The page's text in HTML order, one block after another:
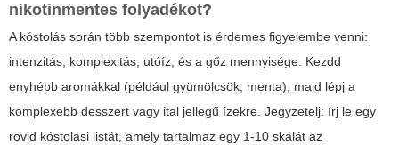
nikotinmentes folyadékot?
A kóstolás során több szempontot is érdemes figyelembe venni:
intenzitás, komplexitás, utóíz, és a gőz mennyisége. Kezdd
enyhébb aromákkal (például gyümölcsök, menta), majd lépj a
komplexebb desszert vagy ital jellegű ízekre. Jegyzetelj: írj le egy
rövid kóstolási listát, amely tartalmaz egy 1-10 skálát az